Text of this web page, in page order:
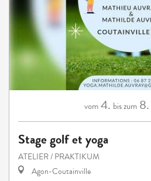
vom4. bis zum 8.
Stage golf et yoga
ATELIER / PRAKTIKUM
Agon-Coutainville